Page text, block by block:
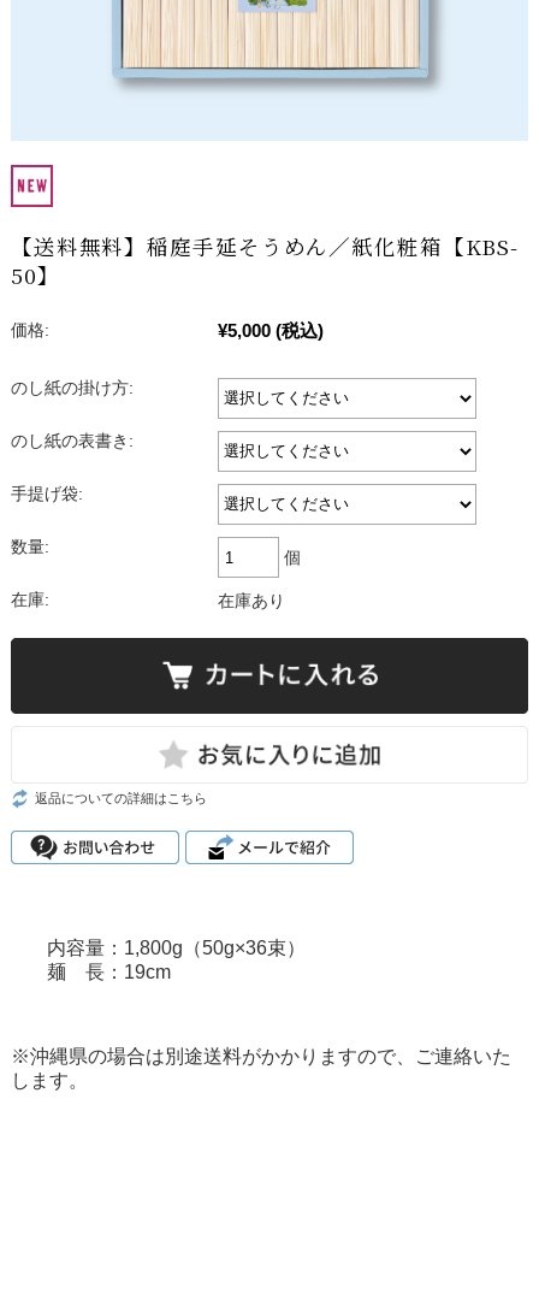
【送料無料】稲庭手延そうめん／紙化粧箱【KBS-
50】
価格: ¥5,000 (税込)
のし紙の掛け方:
のし紙の表書き:
手提げ袋:
数量:
個
在庫: 在庫あり
返品についての詳細はこちら
内容量：1,800g（50g×36束）
麺 長：19cm
※沖縄県の場合は別途送料がかかりますので、ご連絡いた
します。